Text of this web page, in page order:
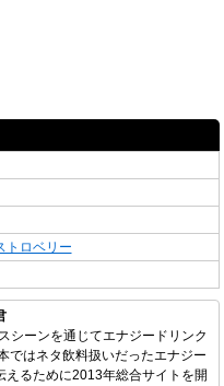
トロベリー
シーンを通じてエナジードリンク
ではネタ飲料扱いだったエナジー
えるために2013年総合サイトを開